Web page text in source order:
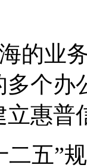
的业
个办
立惠
二五”